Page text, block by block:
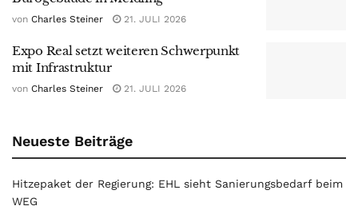
von Charles Steiner 21. JULI 2026
Expo Real setzt weiteren Schwerpunkt
mit Infrastruktur
von Charles Steiner 21. JULI 2026
Neueste Beiträge
Hitzepaket der Regierung: EHL sieht Sanierungsbedarf beim
WEG